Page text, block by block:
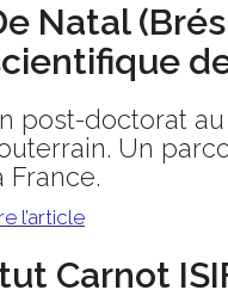
Natal
post-doctorat
Un
France.
l’article
Carnot